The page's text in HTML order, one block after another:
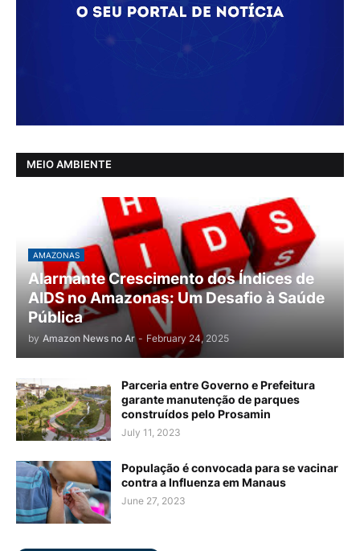
MEIO AMBIENTE
AMAZONAS
Alarmante Crescimento dos Índices de
AIDS no Amazonas: Um Desafio à Saúde
Pública
by Amazon News no Ar - February 24, 2025
Parceria entre Governo e Prefeitura
garante manutenção de parques
construídos pelo Prosamin
July 11, 2023
População é convocada para se vacinar
contra a Influenza em Manaus
June 27, 2023